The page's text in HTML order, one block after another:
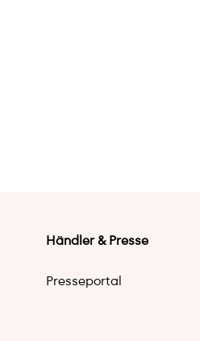
Händler & Presse
Presseportal